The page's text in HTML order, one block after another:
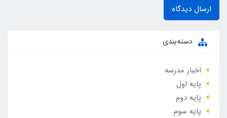
ارسال دیدگاه
دسته‌بندی
اخبار مدرسه
پایه اول
پایه دوم
پایه سوم